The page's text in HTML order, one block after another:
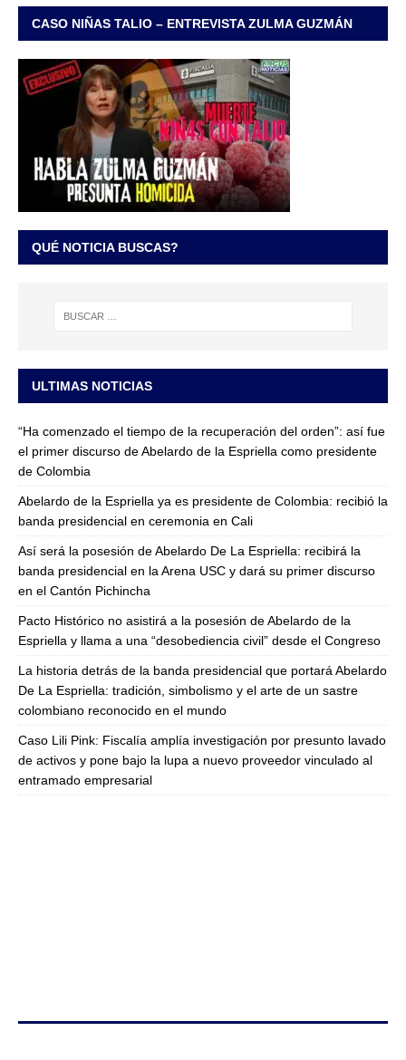
CASO NIÑAS TALIO – ENTREVISTA ZULMA GUZMÁN
QUÉ NOTICIA BUSCAS?
ULTIMAS NOTICIAS
“Ha comenzado el tiempo de la recuperación del orden”: así fue
el primer discurso de Abelardo de la Espriella como presidente
de Colombia
Abelardo de la Espriella ya es presidente de Colombia: recibió la
banda presidencial en ceremonia en Cali
Así será la posesión de Abelardo De La Espriella: recibirá la
banda presidencial en la Arena USC y dará su primer discurso
en el Cantón Pichincha
Pacto Histórico no asistirá a la posesión de Abelardo de la
Espriella y llama a una “desobediencia civil” desde el Congreso
La historia detrás de la banda presidencial que portará Abelardo
De La Espriella: tradición, simbolismo y el arte de un sastre
colombiano reconocido en el mundo
Caso Lili Pink: Fiscalía amplía investigación por presunto lavado
de activos y pone bajo la lupa a nuevo proveedor vinculado al
entramado empresarial